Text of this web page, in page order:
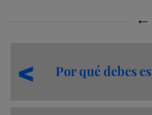
Por qué debes